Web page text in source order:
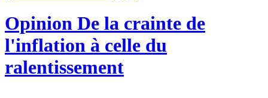
Opinion De la crainte de
l'inflation à celle du
ralentissement